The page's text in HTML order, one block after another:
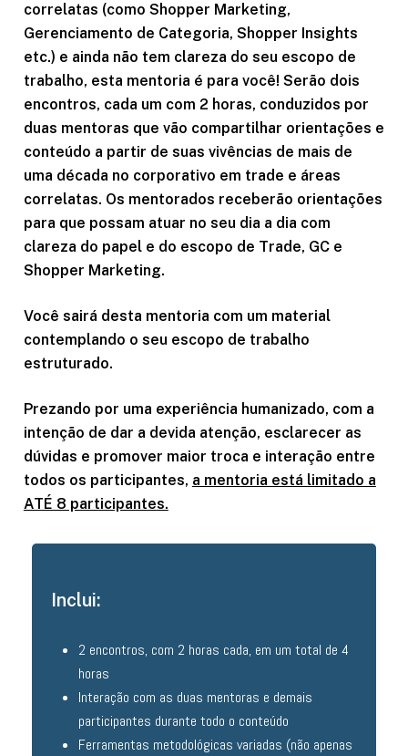
correlatas (como Shopper Marketing,
Gerenciamento de Categoria, Shopper Insights
etc.) e ainda não tem clareza do seu escopo de
trabalho, esta mentoria é para você! Serão dois
encontros, cada um com 2 horas, conduzidos por
duas mentoras que vão compartilhar orientações e
conteúdo a partir de suas vivências de mais de
uma década no corporativo em trade e áreas
correlatas. Os mentorados receberão orientações
para que possam atuar no seu dia a dia com
clareza do papel e do escopo de Trade, GC e
Shopper Marketing.
Você sairá desta mentoria com um material
contemplando o seu escopo de trabalho
estruturado.
Prezando por uma experiência humanizado, com a
intenção de dar a devida atenção, esclarecer as
dúvidas e promover maior troca e interação entre
todos os participantes, a mentoria está limitado a
ATÉ 8 participantes.
Inclui:
2 encontros, com 2 horas cada, em um total de 4
horas
Interação com as duas mentoras e demais
participantes durante todo o conteúdo
Ferramentas metodológicas variadas (não apenas